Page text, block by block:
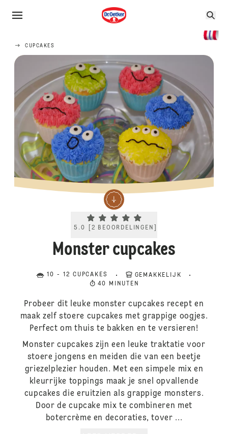
CUPCAKES
Current rating 5.0. Click to rate.
5.0 2 BEOORDELINGEN
Monster cupcakes
10 - 12 CUPCAKES
GEMAKKELIJK
40 MINUTEN
Probeer dit leuke monster cupcakes recept en
maak zelf stoere cupcakes met grappige oogjes.
Perfect om thuis te bakken en te versieren!
Monster cupcakes zijn een leuke traktatie voor
stoere jongens en meiden die van een beetje
griezelplezier houden. Met een simpele mix en
kleurrijke toppings maak je snel opvallende
cupcakes die eruitzien als grappige monsters.
Door de cupcake mix te combineren met
botercrème en decoraties, tover ...